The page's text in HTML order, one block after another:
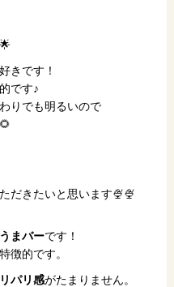
きです！
です♪
りでも明るいので
だきたいと思います🍨🍨
まバーです！
徴的です。
パリ感がたまりません。